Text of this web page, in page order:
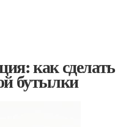
как сделать
бутылки